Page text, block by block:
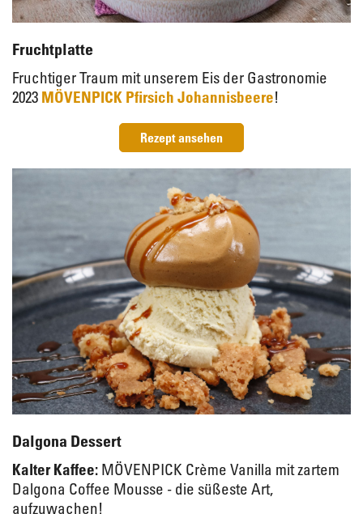
Fruchtplatte
Fruchtiger Traum mit unserem Eis der Gastronomie
2023 MÖVENPICK Pfirsich Johannisbeere!
Rezept ansehen
Dalgona Dessert
Kalter Kaffee: MÖVENPICK Crème Vanilla mit zartem
Dalgona Coffee Mousse - die süßeste Art,
aufzuwachen!